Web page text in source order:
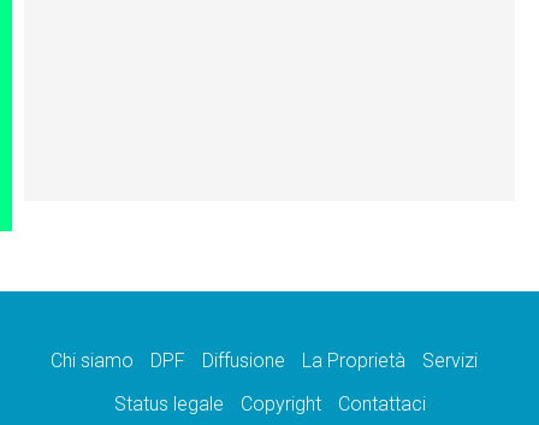
Chi siamo DPF Diffusione La Proprietà
Servizi
Status legale
Copyright Contattaci